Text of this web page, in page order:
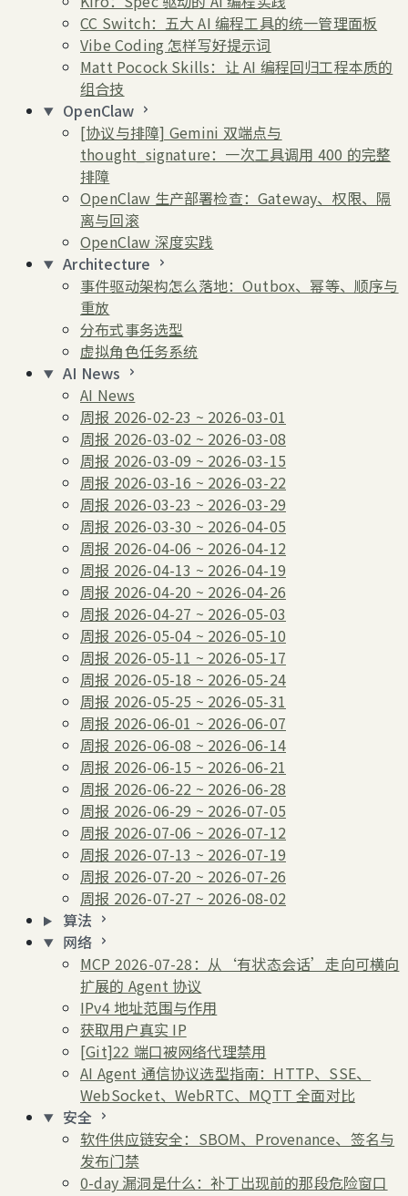
CC Switch：五大 AI 编程工具的统一管理面板
Vibe Coding 怎样写好提示词
Matt Pocock Skills：让 AI 编程回归工程本质的
组合技
OpenClaw
[协议与排障] Gemini 双端点与
thought_signature：一次工具调用 400 的完整
排障
OpenClaw 生产部署检查：Gateway、权限、隔
离与回滚
OpenClaw 深度实践
Architecture
事件驱动架构怎么落地：Outbox、幂等、顺序与
重放
分布式事务选型
虚拟角色任务系统
AI News
AI News
周报 2026-02-23 ~ 2026-03-01
周报 2026-03-02 ~ 2026-03-08
周报 2026-03-09 ~ 2026-03-15
周报 2026-03-16 ~ 2026-03-22
周报 2026-03-23 ~ 2026-03-29
周报 2026-03-30 ~ 2026-04-05
周报 2026-04-06 ~ 2026-04-12
周报 2026-04-13 ~ 2026-04-19
周报 2026-04-20 ~ 2026-04-26
周报 2026-04-27 ~ 2026-05-03
周报 2026-05-04 ~ 2026-05-10
周报 2026-05-11 ~ 2026-05-17
周报 2026-05-18 ~ 2026-05-24
周报 2026-05-25 ~ 2026-05-31
周报 2026-06-01 ~ 2026-06-07
周报 2026-06-08 ~ 2026-06-14
周报 2026-06-15 ~ 2026-06-21
周报 2026-06-22 ~ 2026-06-28
周报 2026-06-29 ~ 2026-07-05
周报 2026-07-06 ~ 2026-07-12
周报 2026-07-13 ~ 2026-07-19
周报 2026-07-20 ~ 2026-07-26
周报 2026-07-27 ~ 2026-08-02
算法
网络
MCP 2026-07-28：从‘有状态会话’走向可横向
扩展的 Agent 协议
IPv4 地址范围与作用
获取用户真实 IP
[Git]22 端口被网络代理禁用
AI Agent 通信协议选型指南：HTTP、SSE、
WebSocket、WebRTC、MQTT 全面对比
安全
软件供应链安全：SBOM、Provenance、签名与
发布门禁
0-day 漏洞是什么：补丁出现前的那段危险窗口